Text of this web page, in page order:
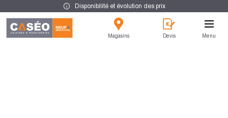
Disponibilité et évolution des prix
Magasins Devis Menu